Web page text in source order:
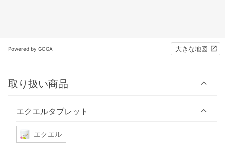
Powered by GOGA 大きな地図
取り扱い商品
エクエルタブレット
エクエル